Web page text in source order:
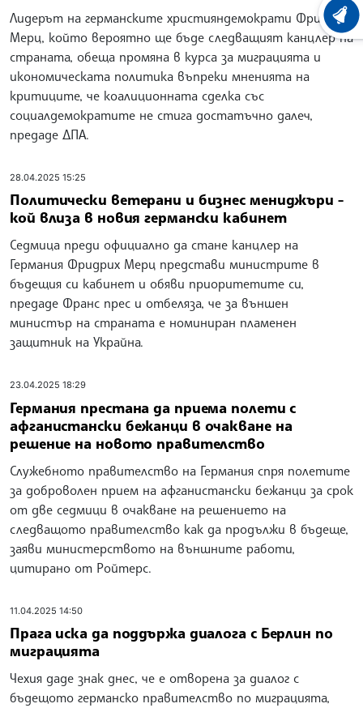
Лидерът на германските християндемократи Фридрих
Мерц, който вероятно ще бъде следващият канцлер на
страната, обеща промяна в курса за миграцията и
икономическата политика въпреки мненията на
критиците, че коалиционната сделка със
социалдемократите не стига достатъчно далеч,
предаде ДПА.
28.04.2025 15:25
Политически ветерани и бизнес мениджъри -
кой влиза в новия германски кабинет
Седмица преди официално да стане канцлер на
Германия Фридрих Мерц представи министрите в
бъдещия си кабинет и обяви приоритетите си,
предаде Франс прес и отбеляза, че за външен
министър на страната е номиниран пламенен
защитник на Украйна.
23.04.2025 18:29
Германия престана да приема полети с
афганистански бежанци в очакване на
решение на новото правителство
Служебното правителство на Германия спря полетите
за доброволен прием на афганистански бежанци за срок
от две седмици в очакване на решението на
следващото правителство как да продължи в бъдеще,
заяви министерството на външните работи,
цитирано от Ройтерс.
11.04.2025 14:50
Прага иска да поддържа диалога с Берлин по
миграцията
Чехия даде знак днес, че е отворена за диалог с
бъдещото германско правителство по миграцията,